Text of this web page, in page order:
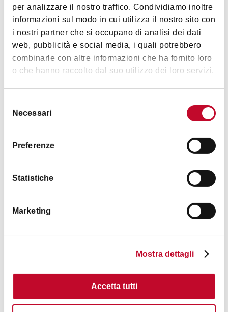
per analizzare il nostro traffico. Condividiamo inoltre
informazioni sul modo in cui utilizza il nostro sito con
i nostri partner che si occupano di analisi dei dati
web, pubblicità e social media, i quali potrebbero
combinarle con altre informazioni che ha fornito loro
o che hanno raccolto dal suo utilizzo dei loro servizi.
delNecessari
Preferenze
Statistiche
Marketing
Mostra dettagli
Accetta tutti
€ 13
Дом Лиды Борелли — экскурсия с
гидом
Да здравствует Варда! Кино — это
женщина — Экскурсия с гидом